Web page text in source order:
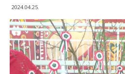
Általános
Iskola
2024.04.25.